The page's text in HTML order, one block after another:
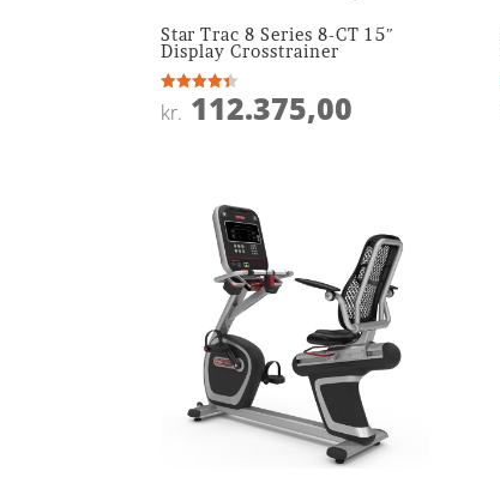
Star Trac 8 Series 8-CT 15″
Display Crosstrainer
Vurderet
4.4
kr. 112.375,00